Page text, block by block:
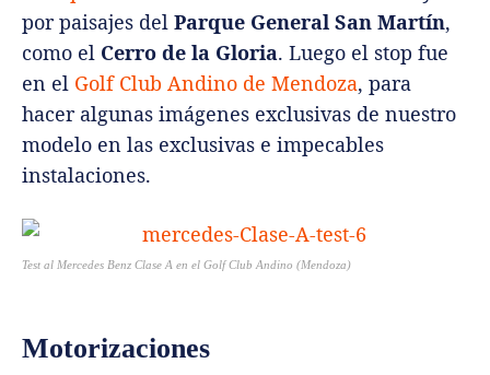
por paisajes del Parque General San Martín,
como el Cerro de la Gloria. Luego el stop fue
en el Golf Club Andino de Mendoza, para
hacer algunas imágenes exclusivas de nuestro
modelo en las exclusivas e impecables
instalaciones.
Test al Mercedes Benz Clase A en el Golf Club Andino (Mendoza)
Motorizaciones